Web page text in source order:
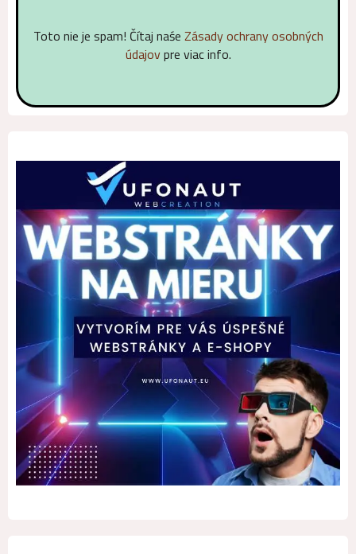
Toto nie je spam! Čítaj naśe Zásady ochrany osobných
údajovpre viac info.
Alternative: